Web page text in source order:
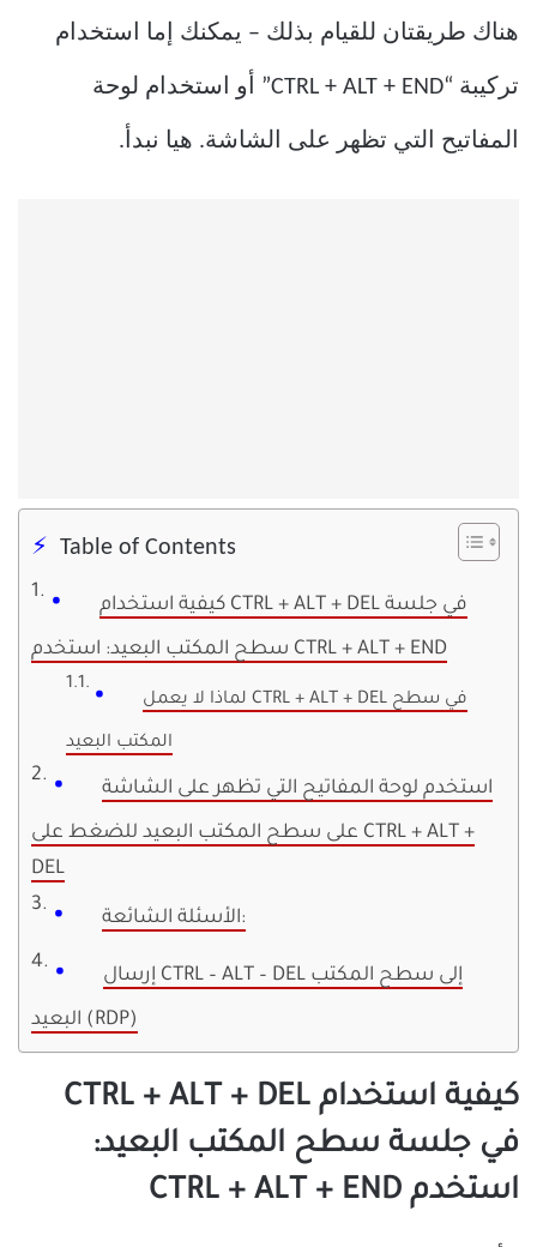
هناك طريقتان للقيام بذلك – يمكنك إما استخدام
تركيبة “CTRL + ALT + END” أو استخدام لوحة
المفاتيح التي تظهر على الشاشة. هيا نبدأ.
Table of Contents
كيفية استخدام CTRL + ALT + DEL في جلسة
سطح المكتب البعيد: استخدم CTRL + ALT + END
لماذا لا يعمل CTRL + ALT + DEL في سطح
المكتب البعيد
استخدم لوحة المفاتيح التي تظهر على الشاشة
على سطح المكتب البعيد للضغط على CTRL + ALT +
DEL
الأسئلة الشائعة:
إرسال CTRL – ALT – DEL إلى سطح المكتب
البعيد (RDP)
كيفية استخدام CTRL + ALT + DEL
في جلسة سطح المكتب البعيد:
استخدم CTRL + ALT + END